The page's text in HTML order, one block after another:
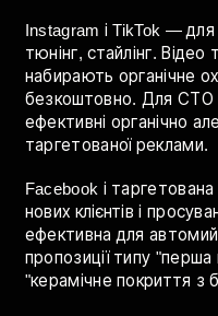
Особливо ефективне
шиномонтажів де є
Instagram і TikTok —
тюнінг, стайлінг.
набирають органічне
безкоштовно. Для
ефективні органічно
таргетованої
Facebook і